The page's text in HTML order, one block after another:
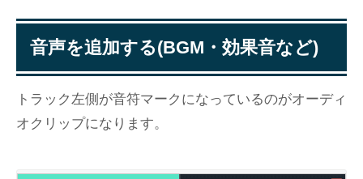
音声を追加する(BGM・効果音など)
トラック左側が音符マークになっているのがオーディ
オクリップになります。